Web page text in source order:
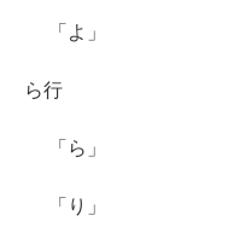
「よ」
ら行
「ら」
「り」